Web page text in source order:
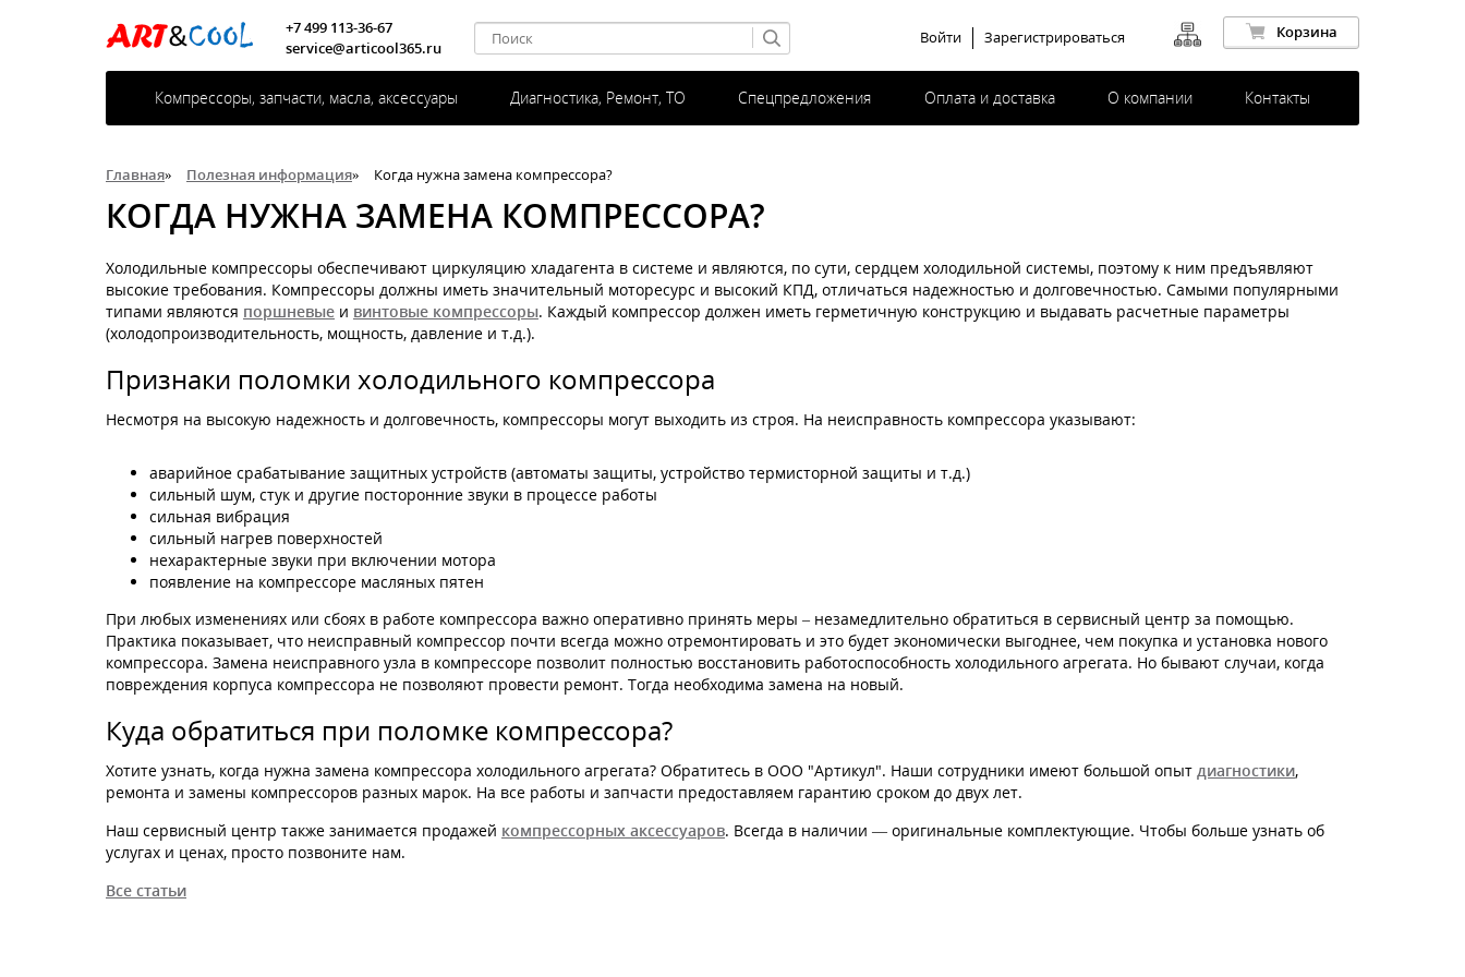
Компрессоры, запчасти, масла, аксессуары Диагностика, Ремонт, ТО Спецпредложения Оплата и доставка О компании Контакты
Корзина
Войти Зарегистрироваться
+7 499 113-36-67
service@articool365.ru
Главная» Полезная информация» Когда нужна замена компрессора?
КОГДА НУЖНА ЗАМЕНА КОМПРЕССОРА?
Холодильные компрессоры обеспечивают циркуляцию хладагента в системе и являются, по сути, сердцем холодильной системы, поэтому к ним предъявляют
высокие требования. Компрессоры должны иметь значительный моторесурс и высокий КПД, отличаться надежностью и долговечностью. Самыми популярными
типами являются поршневые и винтовые компрессоры. Каждый компрессор должен иметь герметичную конструкцию и выдавать расчетные параметры
(холодопроизводительность, мощность, давление и т.д.).
Признаки поломки холодильного компрессора
Несмотря на высокую надежность и долговечность, компрессоры могут выходить из строя. На неисправность компрессора указывают:
аварийное срабатывание защитных устройств (автоматы защиты, устройство термисторной защиты и т.д.)
сильный шум, стук и другие посторонние звуки в процессе работы
сильная вибрация
сильный нагрев поверхностей
нехарактерные звуки при включении мотора
появление на компрессоре масляных пятен
При любых изменениях или сбоях в работе компрессора важно оперативно принять меры – незамедлительно обратиться в сервисный центр за помощью.
Практика показывает, что неисправный компрессор почти всегда можно отремонтировать и это будет экономически выгоднее, чем покупка и установка нового
компрессора. Замена неисправного узла в компрессоре позволит полностью восстановить работоспособность холодильного агрегата. Но бывают случаи, когда
повреждения корпуса компрессора не позволяют провести ремонт. Тогда необходима замена на новый.
Куда обратиться при поломке компрессора?
Хотите узнать, когда нужна замена компрессора холодильного агрегата? Обратитесь в ООО "Артикул". Наши сотрудники имеют большой опыт диагностики,
ремонта и замены компрессоров разных марок. На все работы и запчасти предоставляем гарантию сроком до двух лет.
Наш сервисный центр также занимается продажей компрессорных аксессуаров. Всегда в наличии — оригинальные комплектующие. Чтобы больше узнать об
услугах и ценах, просто позвоните нам.
Все статьи